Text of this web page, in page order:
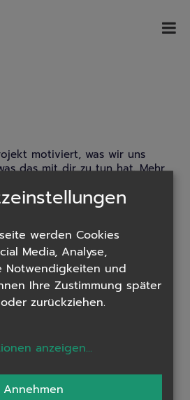
motiviert, was wir uns
das mit dir zu tun hat.Mehr
tun, wenn wir uns nicht
aus den abrahamitischen
Mehr lesen...
kannst.
werden Cookies
Media, Analyse,
Notwendigkeiten und
Ihre Zustimmung später
zurückziehen.
anzeigen...
Annehmen